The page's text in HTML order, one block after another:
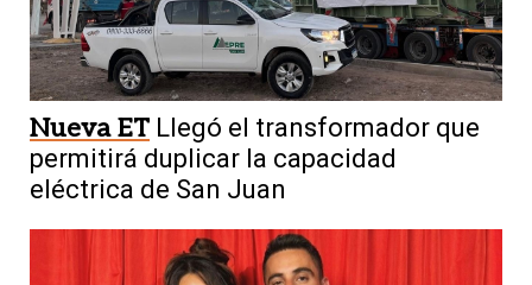
Nueva ET Llegó el transformador que
permitirá duplicar la capacidad
eléctrica de San Juan